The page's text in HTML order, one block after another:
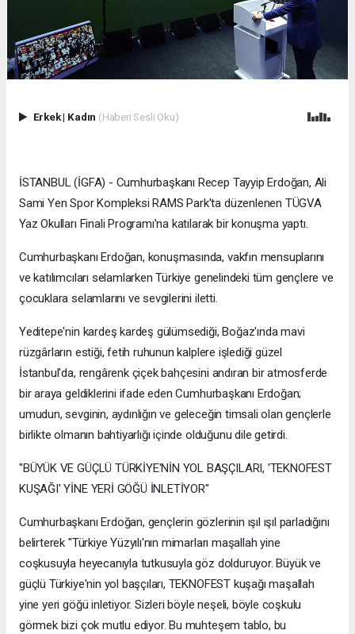
Erkek| Kadın (Haberi Sesli Oku)
İSTANBUL (İGFA) - Cumhurbaşkanı Recep Tayyip Erdoğan, Ali
Sami Yen Spor Kompleksi RAMS Park'ta düzenlenen TÜGVA
Yaz Okulları Finali Programı'na katılarak bir konuşma yaptı.
Cumhurbaşkanı Erdoğan, konuşmasında, vakfın mensuplarını
ve katılımcıları selamlarken Türkiye genelindeki tüm gençlere ve
çocuklara selamlarını ve sevgilerini iletti.
Yeditepe'nin kardeş kardeş gülümsediği, Boğaz'ında mavi
rüzgârların estiği, fetih ruhunun kalplere işlediği güzel
İstanbul'da, rengârenk çiçek bahçesini andıran bir atmosferde
bir araya geldiklerini ifade eden Cumhurbaşkanı Erdoğan;
umudun, sevginin, aydınlığın ve geleceğin timsali olan gençlerle
birlikte olmanın bahtiyarlığı içinde olduğunu dile getirdi.
"BÜYÜK VE GÜÇLÜ TÜRKİYE'NİN YOL BAŞÇILARI, 'TEKNOFEST
KUŞAĞI' YİNE YERİ GÖĞÜ İNLETİYOR"
Cumhurbaşkanı Erdoğan, gençlerin gözlerinin ışıl ışıl parladığını
belirterek "Türkiye Yüzyılı'nın mimarları maşallah yine
coşkusuyla heyecanıyla tutkusuyla göz dolduruyor. Büyük ve
güçlü Türkiye'nin yol başçıları, TEKNOFEST kuşağı maşallah
yine yeri göğü inletiyor. Sizleri böyle neşeli, böyle coşkulu
görmek bizi çok mutlu ediyor. Bu muhteşem tablo, bu